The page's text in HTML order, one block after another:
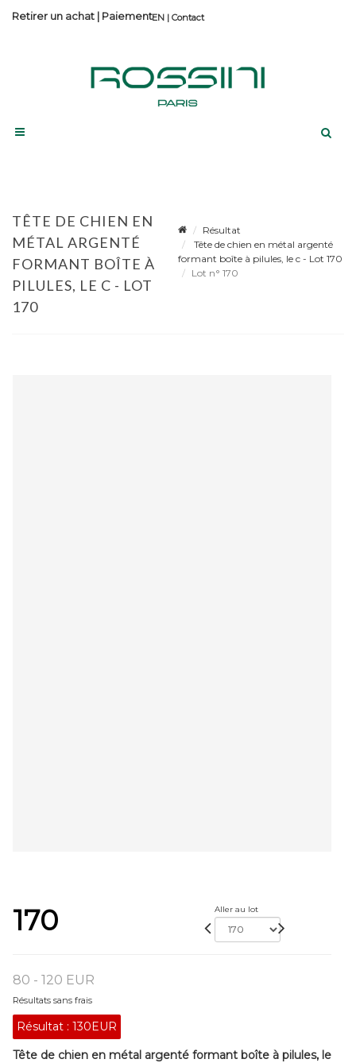
Contact
Retirer un achat | Paiement
TÊTE DE CHIEN EN
MÉTAL ARGENTÉ
FORMANT BOÎTE À
PILULES, LE C - LOT
170
Résultat
Tête de chien en métal argenté
formant boîte à pilules, le c - Lot 170
Lot n° 170
170 Aller au lot
80 - 120 EUR
Résultats sans frais
Résultat : 130EUR
Tête de chien en métal argenté formant boîte à pilules, le